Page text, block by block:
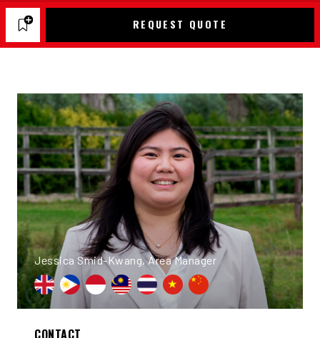
REQUEST QUOTE
Jessica Smid-Kwang, Area Manager
CONTACT